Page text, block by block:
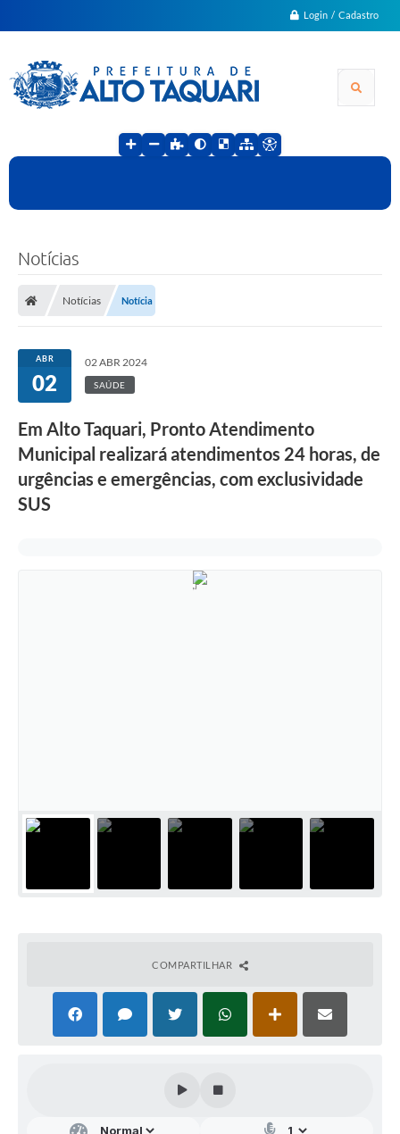
Login / Cadastro
Notícias
Notícias Notícia
ABR
02
02 ABR 2024
SAÚDE
Em Alto Taquari, Pronto Atendimento
Municipal realizará atendimentos 24 horas, de
urgências e emergências, com exclusividade
SUS
COMPARTILHAR